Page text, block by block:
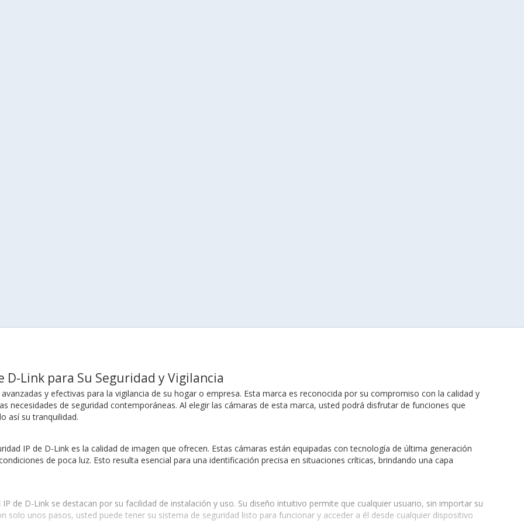
D-Link para Su Seguridad y Vigilancia
y efectivas para la vigilancia de su hogar o empresa. Esta marca es reconocida por su compromiso con la calidad y
necesidades de seguridad contemporáneas. Al elegir las cámaras de esta marca, usted podrá disfrutar de funciones que
así su tranquilidad.
IP de D-Link es la calidad de imagen que ofrecen. Estas cámaras están equipadas con tecnología de última generación
de poca luz. Esto resulta esencial para una identificación precisa en situaciones críticas, brindando una capa
de D-Link se destacan por su facilidad de instalación y uso. Su diseño intuitivo permite que cualquier usuario, sin importar su
solo unos pasos, usted puede tener su sistema de seguridad listo para funcionar y acceder a él desde cualquier dispositivo